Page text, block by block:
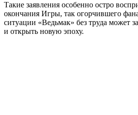
Такие заявления особенно остро
окончания Игры, так огорчившего
ситуации «Ведьмак» без труда может
и открыть новую эпоху.